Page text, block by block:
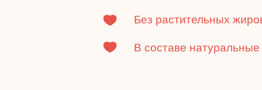
Без растительных
В составе